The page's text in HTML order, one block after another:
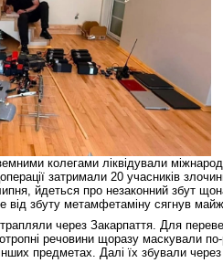
колегами ліквідували
затримали 20 учасників
йдеться про незаконний збут
від збуту метамфетаміну сягнув
через Закарпаття. Для
речовини щоразу маскували по-
предметах. Далі їх збували